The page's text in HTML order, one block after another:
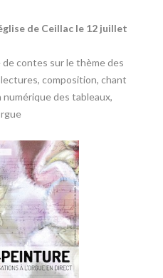
de Ceillac le 12 juillet
contes sur le thème des
composition, chant
des tableaux,